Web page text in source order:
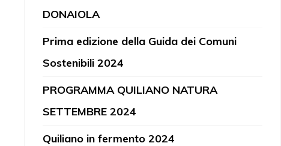
DONAIOLA
Prima edizione della Guida dei Comuni
Sostenibili 2024
PROGRAMMA QUILIANO NATURA
SETTEMBRE 2024
Quiliano in fermento 2024